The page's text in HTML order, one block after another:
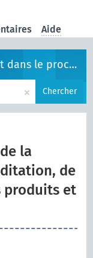
Aide
législatif
× Chercher
la
de
produits et